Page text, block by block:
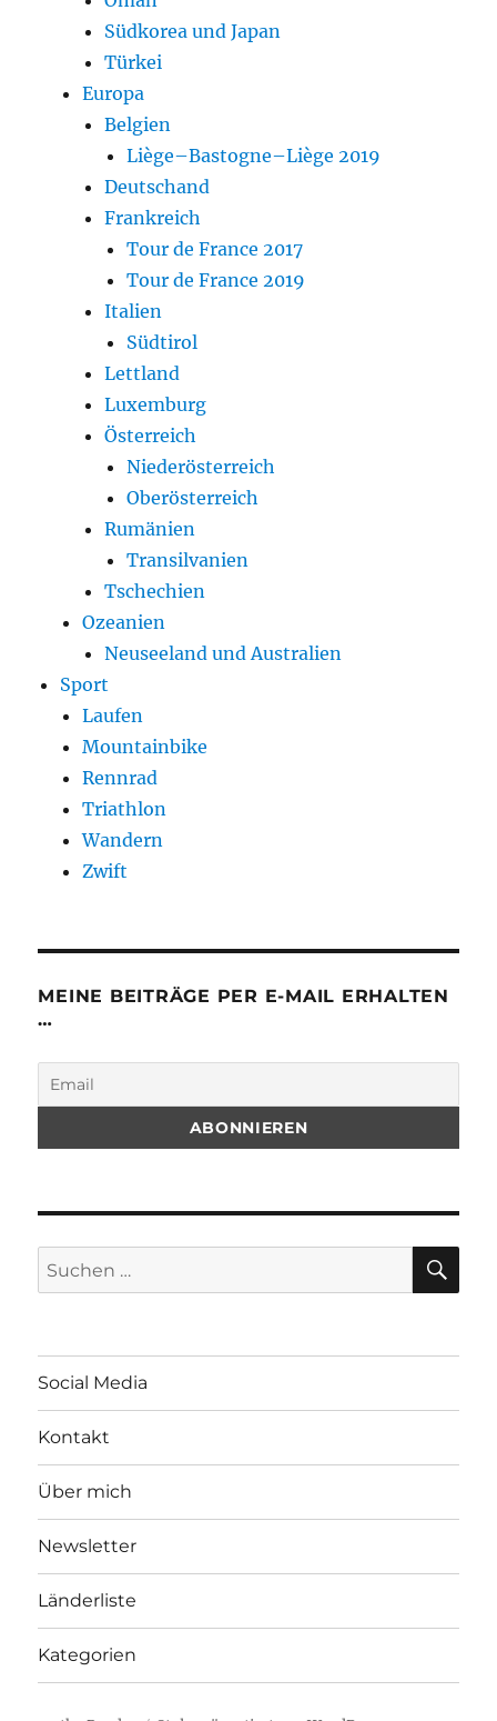
Südkorea und Japan
Türkei
Europa
Belgien
Liège–Bastogne–Liège 2019
Deutschand
Frankreich
Tour de France 2017
Tour de France 2019
Italien
Südtirol
Lettland
Luxemburg
Österreich
Niederösterreich
Oberösterreich
Rumänien
Transilvanien
Tschechien
Ozeanien
Neuseeland und Australien
Sport
Laufen
Mountainbike
Rennrad
Triathlon
Wandern
Zwift
MEINE BEITRÄGE PER E-MAIL ERHALTEN
…
Suchen
nach:
Social Media
Kontakt
Über mich
Newsletter
Länderliste
Kategorien